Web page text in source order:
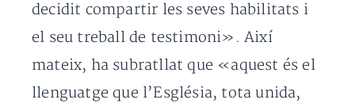
decidit compartir les seves habilitats i
el seu treball de testimoni». Així
mateix, ha subratllat que «aquest és el
llenguatge que l’Església, tota unida,